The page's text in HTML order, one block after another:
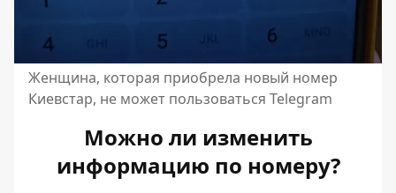
Женщина, которая приобрела новый номер
Киевстар, не может пользоваться Telegram
Можно ли изменить
информацию по номеру?